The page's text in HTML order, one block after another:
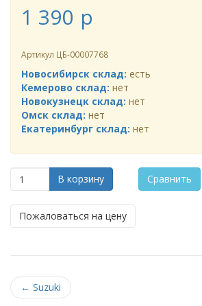
1 390 p
Артикул ЦБ-00007768
Новосибирск склад: есть
Кемерово склад: нет
Новокузнецк склад: нет
Омск склад: нет
Екатеринбург склад: нет
В корзину Сравнить
Пожаловаться на цену
← Suzuki